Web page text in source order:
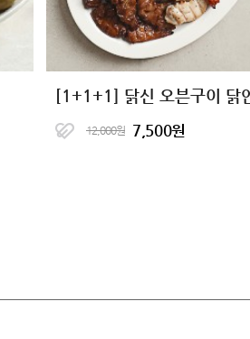
12,000원 7,500원